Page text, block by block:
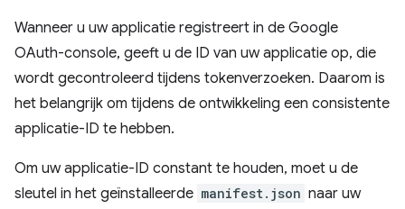
Wanneer u uw applicatie registreert in de Google
OAuth-console, geeft u de ID van uw applicatie op, die
wordt gecontroleerd tijdens tokenverzoeken. Daarom is
het belangrijk om tijdens de ontwikkeling een consistente
applicatie-ID te hebben.
Om uw applicatie-ID constant te houden, moet u de
sleutel in het geïnstalleerde manifest.json naar uw